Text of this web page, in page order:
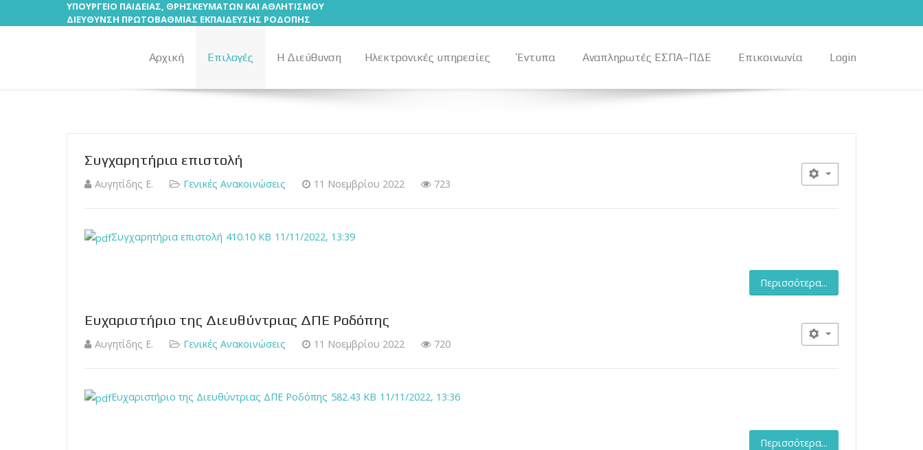
ΥΠΟΥΡΓΕΙΟ ΠΑΙΔΕΙΑΣ, ΘΡΗΣΚΕΥΜΑΤΩΝ ΚΑΙ ΑΘΛΗΤΙΣΜΟΥ
ΔΙΕΥΘΥΝΣΗ ΠΡΩΤΟΒΑΘΜΙΑΣ ΕΚΠΑΙΔΕΥΣΗΣ ΡΟΔΟΠΗΣ
Αρχική Επιλογές Η Διεύθυνση Ηλεκτρονικές υπηρεσίες Έντυπα Αναπληρωτές ΕΣΠΑ–ΠΔΕ Επικοινωνία Login
Συγχαρητήρια επιστολή
Αυγητίδης Ε. Γενικές Ανακοινώσεις 11 Νοεμβρίου 2022 723
Συγχαρητήρια επιστολή 410.10 KB 11/11/2022, 13:39
Περισσότερα...
Ευχαριστήριο της Διευθύντριας ΔΠΕ Ροδόπης
Αυγητίδης Ε. Γενικές Ανακοινώσεις 11 Νοεμβρίου 2022 720
Ευχαριστήριο της Διευθύντριας ΔΠΕ Ροδόπης 582.43 KB 11/11/2022, 13:36
Περισσότερα...